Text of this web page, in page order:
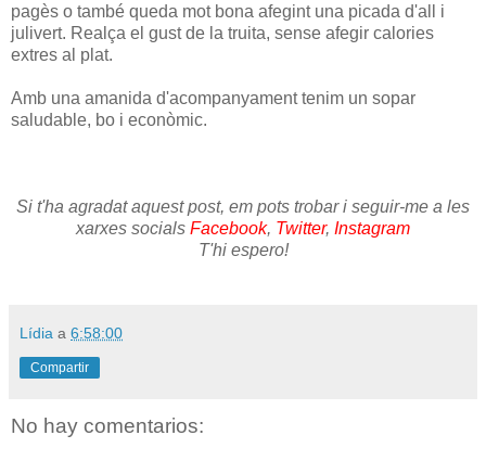
pagès o també queda mot bona afegint una picada d'all i
julivert. Realça el gust de la truita, sense afegir calories
extres al plat.
Amb una amanida d'acompanyament tenim un sopar
saludable, bo i econòmic.
Si t'ha agradat aquest post, em pots trobar i seguir-me a les
xarxes socials Facebook, Twitter, Instagram
T'hi espero!
Lídia a 6:58:00
Compartir
No hay comentarios: